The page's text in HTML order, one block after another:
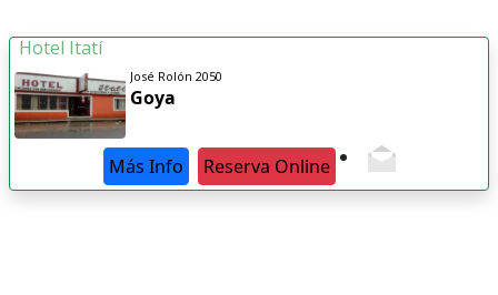
Hotel Itatí
José Rolón 2050
Goya
Más Info Reserva Online